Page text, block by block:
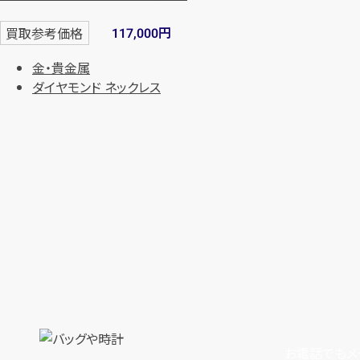
買取参考価格 117,000円
金・貴金属
ダイヤモンド ネックレス